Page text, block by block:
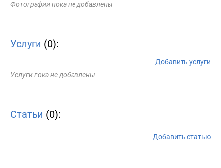
Фотографии пока не добавлены
Услуги (0):
Добавить услуги
Услуги пока не добавлены
Статьи (0):
Добавить статью